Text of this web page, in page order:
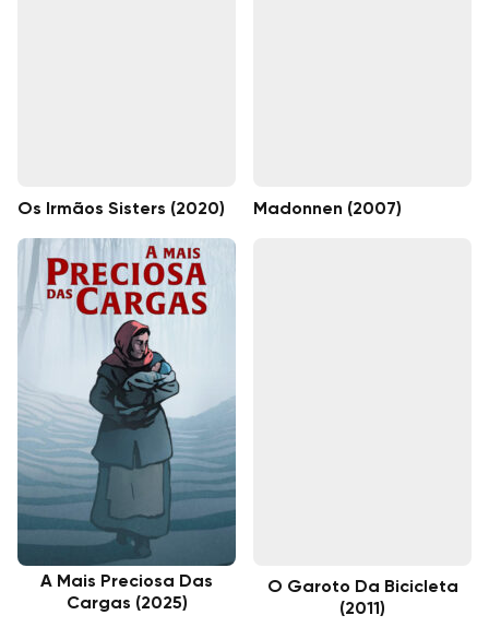
Os Irmãos Sisters (2020) Madonnen (2007)
A Mais Preciosa Das
Cargas (2025)
O Garoto Da Bicicleta
(2011)